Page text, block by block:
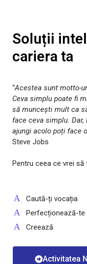
Soluții
cariera ta
“Acestea sunt motto-
Ceva simplu poate fi
să muncești mult ca
face ceva simplu.
ajungi acolo poți face
Steve Jobs
Pentru ceea ce vrei
Caută-ți vocația
Perfecționează-te
Creează
Activitatea